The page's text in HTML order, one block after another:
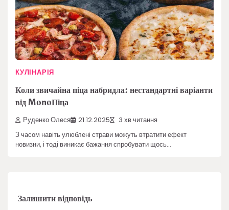
КУЛІНАРІЯ
Коли звичайна піца набридла: нестандартні варіанти
від MonoПіца
Руденко Олеся 21.12.2025 3 хв читання
З часом навіть улюблені страви можуть втратити ефект
новизни, і тоді виникає бажання спробувати щось…
Залишити відповідь